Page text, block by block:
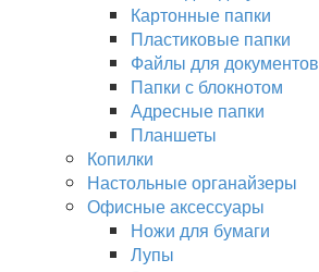
Картонные папки
Пластиковые папки
Файлы для документов
Папки с блокнотом
Адресные папки
Планшеты
Копилки
Настольные органайзеры
Офисные аксессуары
Ножи для бумаги
Лупы